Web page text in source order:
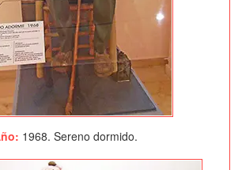
1968. Sereno dormido.